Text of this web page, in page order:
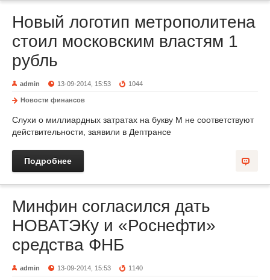
Новый логотип метрополитена
стоил московским властям 1
рубль
admin 13-09-2014, 15:53 1044
Новости финансов
Слухи о миллиардных затратах на букву М не соответствуют
действительности, заявили в Дептрансе
Подробнее
Минфин согласился дать
НОВАТЭКу и «Роснефти»
средства ФНБ
admin 13-09-2014, 15:53 1140